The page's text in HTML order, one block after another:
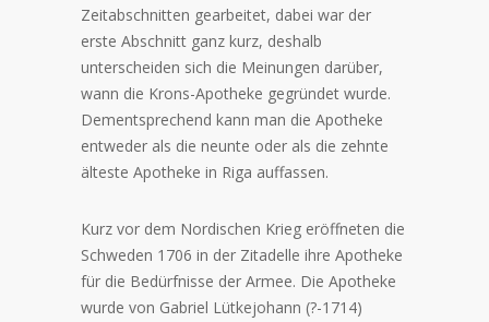
Zeitabschnitten gearbeitet, dabei war der
erste Abschnitt ganz kurz, deshalb
unterscheiden sich die Meinungen darüber,
wann die Krons-Apotheke gegründet wurde.
Dementsprechend kann man die Apotheke
entweder als die neunte oder als die zehnte
älteste Apotheke in Riga auffassen.
Kurz vor dem Nordischen Krieg eröffneten die
Schweden 1706 in der Zitadelle ihre Apotheke
für die Bedürfnisse der Armee. Die Apotheke
wurde von Gabriel Lütkejohann (?-1714)